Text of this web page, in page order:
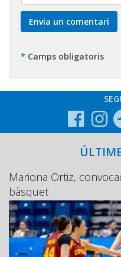
* Camps obligatoris
Mariona Ortiz,
bàsquet